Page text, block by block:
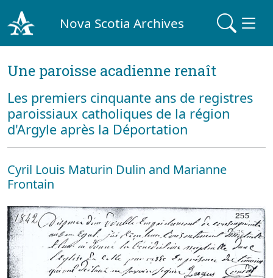
Nova Scotia Archives
Une paroisse acadienne renaît
Les premiers cinquante ans de registres
paroissiaux catholiques de la région
d'Argyle après la Déportation
Cyril Louis Maturin Dulin and Marianne
Frontain